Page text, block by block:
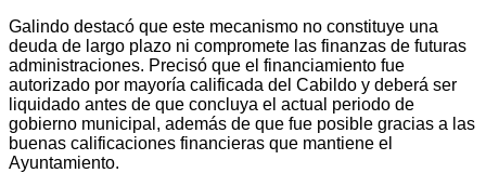
Galindo destacó que este mecanismo no constituye una
deuda de largo plazo ni compromete las finanzas de futuras
administraciones. Precisó que el financiamiento fue
autorizado por mayoría calificada del Cabildo y deberá ser
liquidado antes de que concluya el actual periodo de
gobierno municipal, además de que fue posible gracias a las
buenas calificaciones financieras que mantiene el
Ayuntamiento.